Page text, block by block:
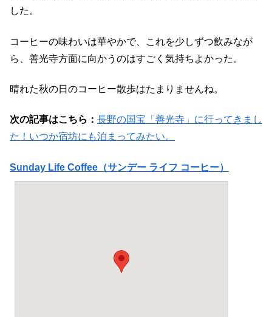
した。
コーヒーの味わいは華やかで、これを少しずつ飲みなが
ら、善光寺方面に向かうのはすごく気持ちよかった。
晴れた秋の日のコーヒー散歩はたまりませんね。
次の記事はこちら： 長野の国宝「善光寺」に行ってきまし
た！いつか宿坊にも泊まってみたい。
Sunday Life Coffee（サンデー ライフ コーヒー）